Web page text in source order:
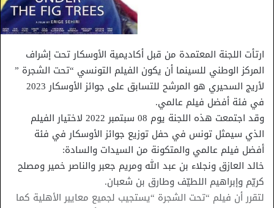
ارتأت اللجنة المعتمدة من قبل أكاديمية الأوسكار تحت إشراف
المركز الوطني للسينما أن يكون الفيلم التونسي “تحت الشجرة ”
لأريج السحيري هو المرشح للتسابق على جوائز الأوسكار 2023
في فئة أفضل فيلم عالمي.
وقد اجتمعت هذه اللجنة يوم 08 سبتمبر 2022 لاختيار الفيلم
الذي سيمثل تونس في حفل توزيع جوائز الأوسكار في فئة
أفضل فيلم عالمي والمتكونة من السيدات والسادة:
خالد العازق ونجلاء بن عبد الله ومريم جعبر والناصر خمير ومصلح
كريّم وإبراهيم اللطيّف وطارق بن شعبان.
لتقرر أن فيلم “تحت الشجرة “يستجيب لجميع معايير الأهلية كما